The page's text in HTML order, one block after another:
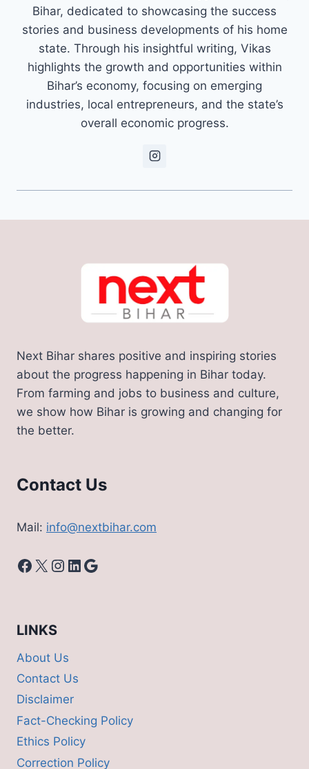
Bihar, dedicated to showcasing the success
stories and business developments of his home
state. Through his insightful writing, Vikas
highlights the growth and opportunities within
Bihar’s economy, focusing on emerging
industries, local entrepreneurs, and the state’s
overall economic progress.
Next Bihar shares positive and inspiring stories
about the progress happening in Bihar today.
From farming and jobs to business and culture,
we show how Bihar is growing and changing for
the better.
Contact Us
Mail: info@nextbihar.com
Facebook
X Instagram
LinkedIn
Google
LINKS
About Us
Contact Us
Disclaimer
Fact-Checking Policy
Ethics Policy
Correction Policy